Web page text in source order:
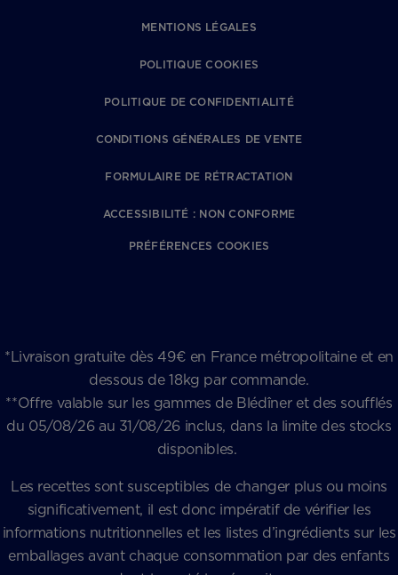
MENTIONS LÉGALES
POLITIQUE COOKIES
POLITIQUE DE CONFIDENTIALITÉ
CONDITIONS GÉNÉRALES DE VENTE
FORMULAIRE DE RÉTRACTATION
ACCESSIBILITÉ : NON CONFORME
PRÉFÉRENCES COOKIES
*Livraison gratuite dès 49€ en France métropolitaine et en
dessous de 18kg par commande.
**Offre valable sur les gammes de Blédîner et des soufflés
du 05/08/26 au 31/08/26 inclus, dans la limite des stocks
disponibles.
Les recettes sont susceptibles de changer plus ou moins
significativement, il est donc impératif de vérifier les
informations nutritionnelles et les listes d’ingrédients sur les
emballages avant chaque consommation par des enfants